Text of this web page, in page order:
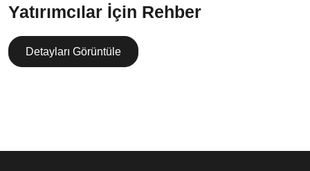
Yatırımcılar İçin Rehber
Detayları Görüntüle